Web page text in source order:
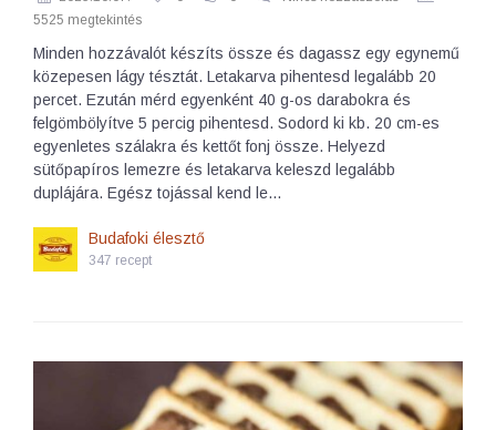
5525 megtekintés
Minden hozzávalót készíts össze és dagassz egy egynemű
közepesen lágy tésztát. Letakarva pihentesd legalább 20
percet. Ezután mérd egyenként 40 g-os darabokra és
felgömbölyítve 5 percig pihentesd. Sodord ki kb. 20 cm-es
egyenletes szálakra és kettőt fonj össze. Helyezd
sütőpapíros lemezre és letakarva keleszd legalább
duplájára. Egész tojással kend le…
Budafoki élesztő
347 recept